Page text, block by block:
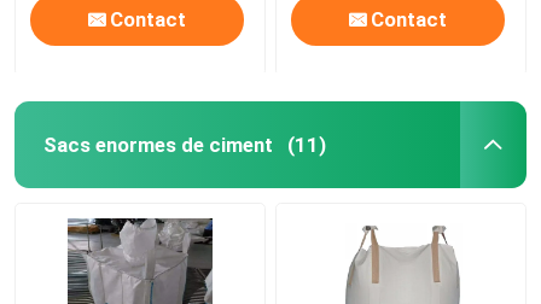
Contact Contact
Sacs enormes de ciment (11)